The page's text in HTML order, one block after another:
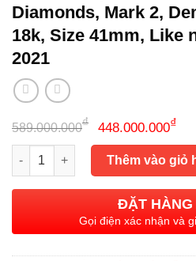
Diamonds, Mark 2,
18k, Size 41mm, Like
2021
589.000.000₫
Giá
gốc
là:
448.000.000₫Giá
Rolex Datejust 126331 Sundust
Thêm vào giỏ
ĐẶT HÀNG
Gọi điện xác nhận và